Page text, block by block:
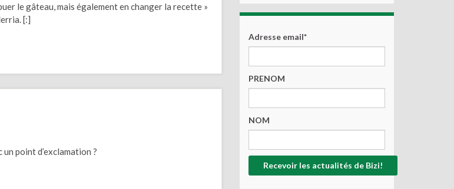
le gâteau, mais également en changer la recette »
[:]
point d’exclamation ?
Adresse email*
PRENOM
NOM